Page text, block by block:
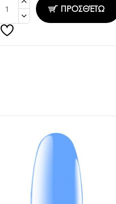
ΠΡΟΣΘΈΤΩ